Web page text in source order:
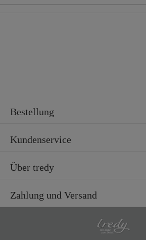
Bestellung
Kundenservice
Über tredy
Zahlung und Versand